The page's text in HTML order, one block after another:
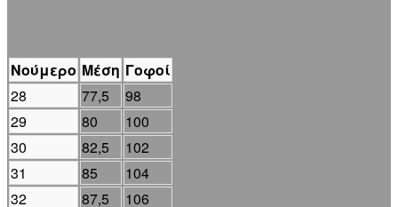
Νούμερο Μέση Γοφοί
28
77,5
98
29
80
100
30
82,5
102
31
85
104
32
87,5
106